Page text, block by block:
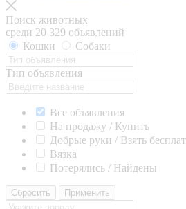
Поиск животных
среди 20 329 объявлений
Кошки
Собаки
Тип объявления
Все объявления
На продажу / Купить
Добрые руки / Взять
Вязка
Потерялись / Найдены
Сбросить Применить